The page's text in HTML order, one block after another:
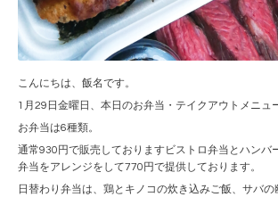
こんにちは、飯名です。
1月29日金曜日、本日のお弁当・テイクアウトメニュ
お弁当は6種類。
通常930円で販売しておりますビストロ弁当とハンバ
弁当をアレンジをして770円で提供しております。
日替わり弁当は、鶏とキノコの炊き込みご飯、サバ